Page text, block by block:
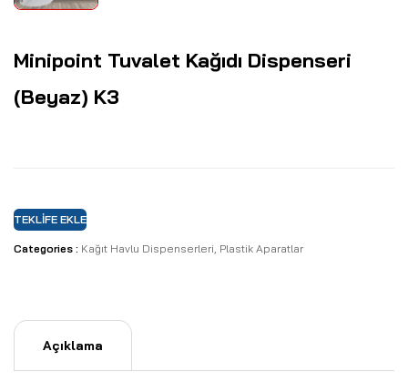
Minipoint Tuvalet Kağıdı Dispenseri
(Beyaz) K3
TEKLIFE EKLE
Categories : Kağıt Havlu Dispenserleri, Plastik Aparatlar
Açıklama